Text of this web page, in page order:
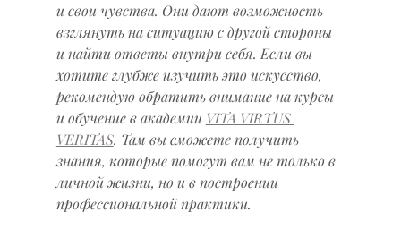
и свои чувства. Они дают возможность
взглянуть на ситуацию с другой стороны
и найти ответы внутри себя. Если вы
хотите глубже изучить это искусство,
рекомендую обратить внимание на курсы
и обучение в академии VITA VIRTUS
VERITAS. Там вы сможете получить
знания, которые помогут вам не только в
личной жизни, но и в построении
профессиональной практики.